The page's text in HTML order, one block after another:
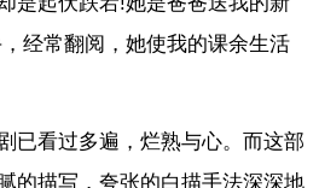
经常翻阅，她使我的课余生活
已看过多遍，烂熟与心。而这部
的描写，夸张的白描手法深深地